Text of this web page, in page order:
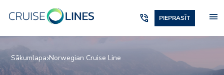
phone_in_talk PIEPRASĪT menu
Sākumlapa Norwegian Cruise Line